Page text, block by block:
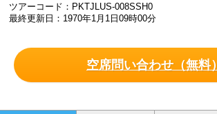
ツアーコード：PKTJLUS-008SSH0
最終更新日：1970年1月1日09時00分
空席問い合わせ（無料）